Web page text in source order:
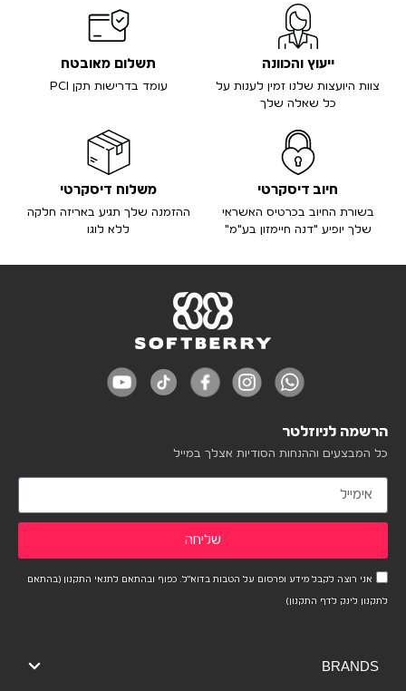
ייעוץ והכוונה
צוות היועצות שלנו זמין לענות על
כל שאלה שלך
תשלום מאובטח
עומד בדרישות תקן PCI
חיוב דיסקרטי
בשורת החיוב בכרטיס האשראי
שלך יופיע "דנה חיימזון בע"מ"
משלוח דיסקרטי
ההזמנה שלך תגיע באריזה חלקה
ללא לוגו
הרשמה לניוזלטר
כל המבצעים וההנחות הסודיות אצלך במייל
אני רוצה לקבל מידע ופרסום על הטבות בדוא"ל. כפוף ובהתאם לתנאי התקנון (בהתאם
לתקנון לינק לדף התקנון)
שליחה
BRANDS